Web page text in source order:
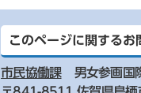
このページに関するお
市民協働課
男女参画国